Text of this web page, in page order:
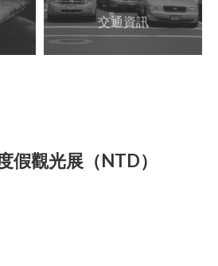
交通資訊
假觀光展（NTD）